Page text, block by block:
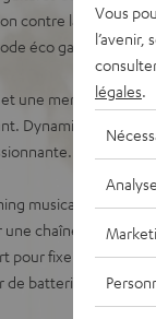
contre la poussière
éco garantit une
une membrane
Dynamic Bass pour
Couplez
musical quasi
chaîne
pour fixer sur des
batterie LED,
Vous
l’avenir,
légales
Analyse